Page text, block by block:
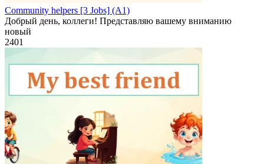
Community helpers [3 Jobs] (A1)
Добрый день, коллеги! Представляю вашему вниманию
новый
2401